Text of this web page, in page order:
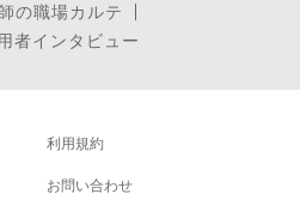
の職場カルテ
者インタビュー
利用規約
お問い合わせ